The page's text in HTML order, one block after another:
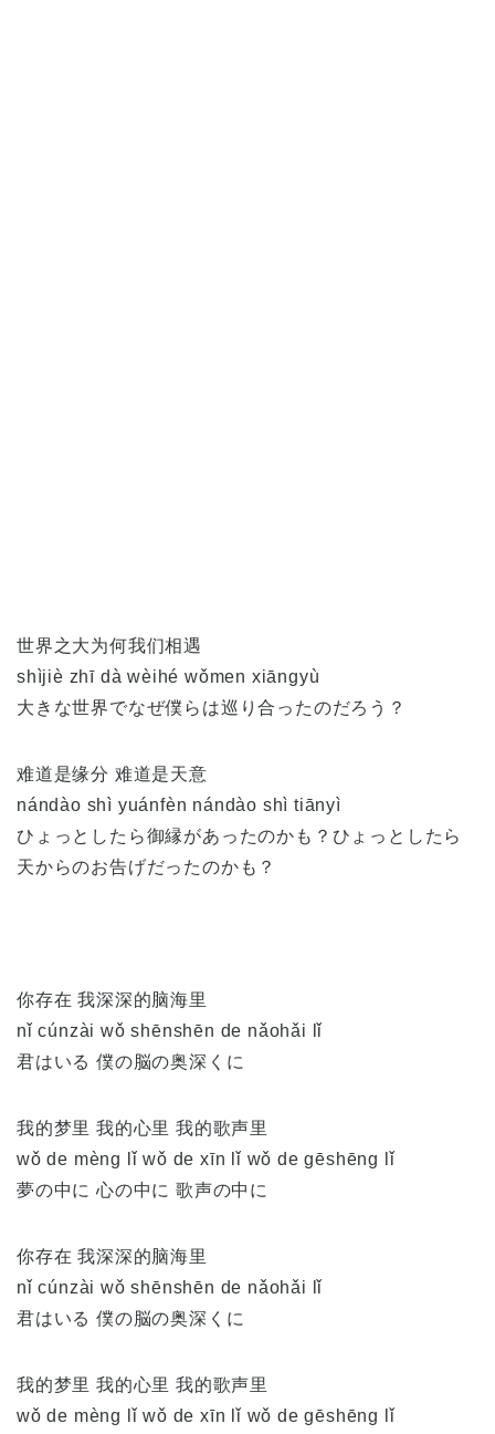
世界之大为何我们相遇
shìjiè zhī dà wèihé wǒmen xiāngyù
大きな世界でなぜ僕らは巡り合ったのだろう？
难道是缘分 难道是天意
nándào shì yuánfèn nándào shì tiānyì
ひょっとしたら御縁があったのかも？ひょっとしたら
天からのお告げだったのかも？
你存在 我深深的脑海里
nǐ cúnzài wǒ shēnshēn de nǎohǎi lǐ
君はいる 僕の脳の奥深くに
我的梦里 我的心里 我的歌声里
wǒ de mèng lǐ wǒ de xīn lǐ wǒ de gēshēng lǐ
夢の中に 心の中に 歌声の中に
你存在 我深深的脑海里
nǐ cúnzài wǒ shēnshēn de nǎohǎi lǐ
君はいる 僕の脳の奥深くに
我的梦里 我的心里 我的歌声里
wǒ de mèng lǐ wǒ de xīn lǐ wǒ de gēshēng lǐ